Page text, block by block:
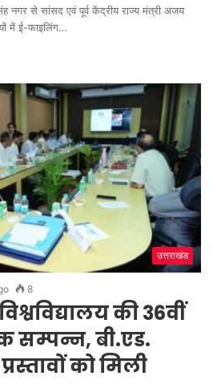
नगर से सांसद एवं पूर्व केंद्रीय राज्य मंत्री अजय
में ई-फाइलिंग…
उत्तराखंड
8
की 36वीं
सम्पन्न, बी.एड.
को मिली